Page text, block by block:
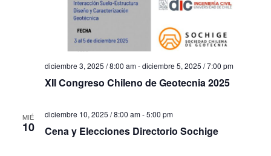
e
d
a
y
diciembre 3, 2025 / 8:00 am-diciembre 5, 2025 / 7:00 pm
XII Congreso Chileno de Geotecnia 2025
MIÉ
10
diciembre 10, 2025 / 8:00 am-5:00 pm
Cena y Elecciones Directorio Sochige